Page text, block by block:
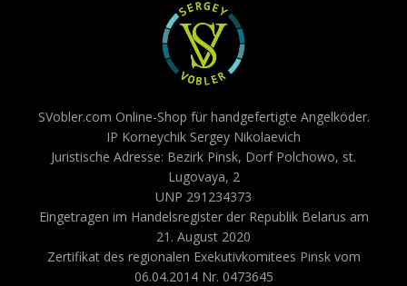
SVobler.com Online-Shop für handgefertigte Angelköder.
IP Korneychik Sergey Nikolaevich
Juristische Adresse: Bezirk Pinsk, Dorf Polchowo, st.
Lugovaya, 2
UNP 291234373
Eingetragen im Handelsregister der Republik Belarus am
21. August 2020
Zertifikat des regionalen Exekutivkomitees Pinsk vom
06.04.2014 Nr. 0473645